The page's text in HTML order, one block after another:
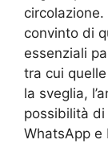
convinto di
essenziali
tra cui quelle
la sveglia,
possibilità
WhatsApp e